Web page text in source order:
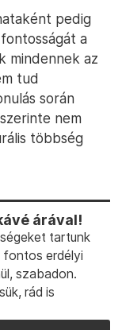
megítélésüket
hogy nem kell
keres
nézünk
élte meg,
dolgozni,
pedig
a
az
tud
során